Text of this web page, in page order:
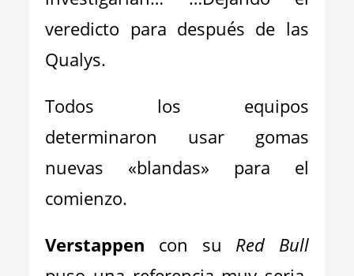
veredicto para después de las
Qualys.
Todos los equipos
determinaron usar gomas
nuevas «blandas» para el
comienzo.
Verstappen con su Red Bull